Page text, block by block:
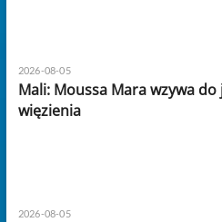
2026-08-05
Mali: Moussa Mara wzywa
więzienia
2026-08-05